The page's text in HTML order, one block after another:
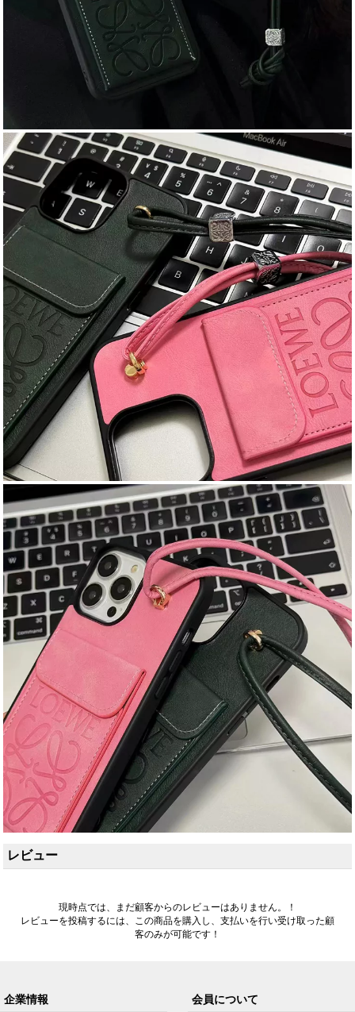
レビュー
現時点では、まだ顧客からのレビューはありません。！
レビューを投稿するには、この商品を購入し、支払いを行い受け取った顧
客のみが可能です！
企業情報 会員について